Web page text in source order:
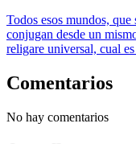
Todos esos mundos,
conjugan desde un
religare universal, cual
Comentarios
No hay comentarios